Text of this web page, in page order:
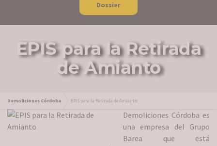
Dossier
EPIS para la Retirada
de Amianto
Demoliciones Córdoba EPIS para la Retirada de Amianto
Demoliciones Córdoba es
una empresa del Grupo
Barea que está